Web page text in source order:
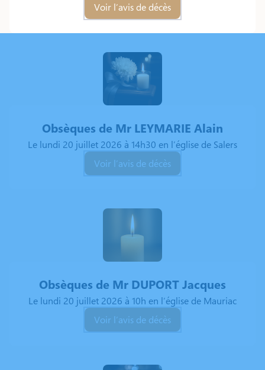
Voir l’avis de décès
Obsèques de Mr LEYMARIE Alain
Le lundi 20 juillet 2026 à 14h30 en l’église de Salers
Voir l’avis de décès
Obsèques de Mr DUPORT Jacques
Le lundi 20 juillet 2026 à 10h en l’église de Mauriac
Voir l’avis de décès